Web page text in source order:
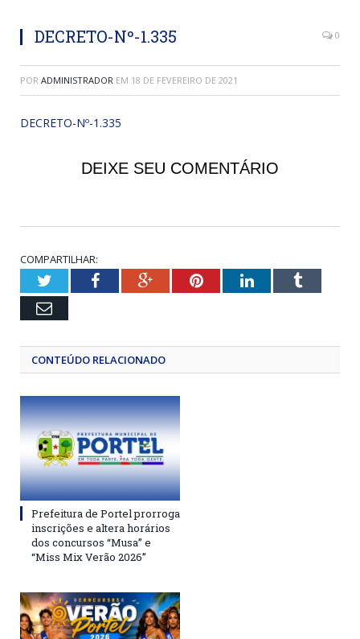
DECRETO-Nº-1.335 0
POR ADMINISTRADOR EM 18 DE FEVEREIRO DE 2021
DECRETO-Nº-1.335
DEIXE SEU COMENTÁRIO
COMPARTILHAR:
TwitterFacebookGoogle+PinterestLinkedInTumblr
Email
CONTEÚDO RELACIONADO
Prefeitura de Portel prorroga
inscrições e altera horários
dos concursos “Musa” e
“Miss Mix Verão 2026”